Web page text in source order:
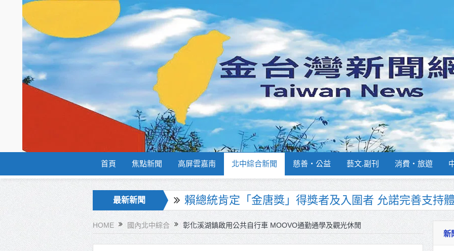
首頁 焦點新聞 高屏雲嘉南 北中綜合新聞 慈善‧公益 藝文.副刊 消費‧旅遊
最新新聞
海巡署南部分署主官大換血 蔡順元勉提升巡防戰力
北市鮮奶週報再升級！8月31日補助擴大至國中生
雙北合作里程碑！萬大線動態測試 侯友宜蔣萬安攜手
HOME 國內北中綜合 彰化溪湖鎮啟用公共自行車 MOOVO通勤通學及觀光休閒
新